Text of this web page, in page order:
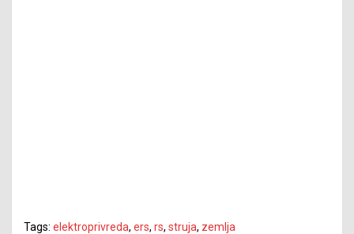
Tags: elektroprivreda, ers, rs, struja, zemlja